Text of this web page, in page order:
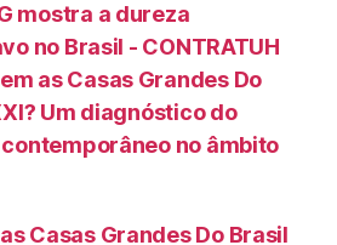
mostra a dureza
no Brasil - CONTRATUH
as Casas Grandes Do
Um diagnóstico do
no âmbito
Casas Grandes Do Brasil